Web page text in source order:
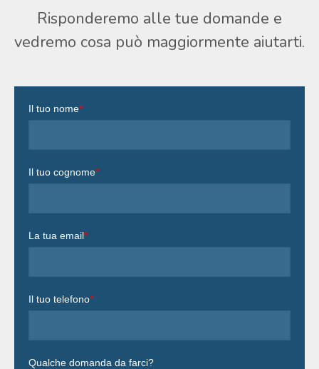
Risponderemo alle tue domande e
vedremo cosa può maggiormente aiutarti.
Il tuo nome*
Il tuo cognome*
La tua email*
Il tuo telefono*
Qualche domanda da farci?